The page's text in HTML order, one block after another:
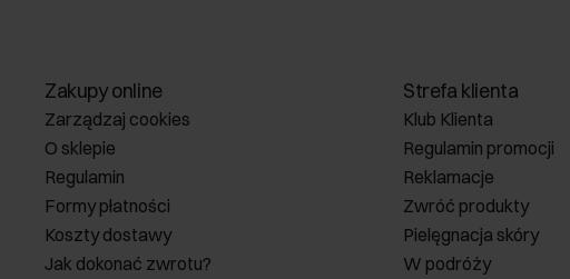
Zakupy online
Zarządzaj cookies
O sklepie
Regulamin
Formy płatności
Koszty dostawy
Jak dokonać zwrotu?
Strefa klienta
Klub Klienta
Regulamin promocji
Reklamacje
Zwróć produkty
Pielęgnacja skóry
W podróży